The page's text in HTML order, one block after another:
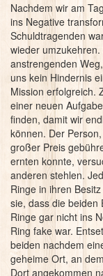
Nachdem wir am
ins Negative
Schuldtragenden
wieder
anstrengenden
uns kein Hindernis
Mission erfolgreich.
einer neuen
finden, damit wir
können. Der
großer Preis
ernten konnte,
anderen stehlen.
Ringe in ihren
sie, dass die beiden
Ringe gar nicht ins
Ring fake war.
beiden nachdem
geheime Ort, an
Dort angekommen